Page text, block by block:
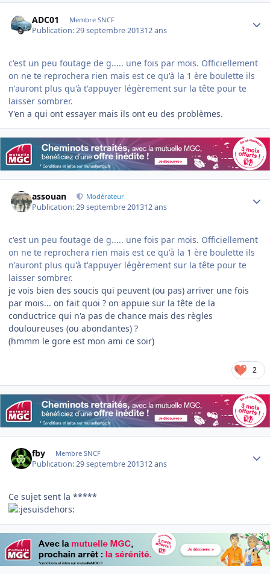
ADC01 Membre SNCF
Publication:29 septembre 201312 ans
c'est un peu foutage de g..... une fois par mois. Officiellement
on ne te reprochera rien mais est ce qu'à la 1 ère boulette ils
n'auront plus qu'à t'appuyer légèrement sur la tête pour te
laisser sombrer.
Y'en a qui ont essayer mais ils ont eu des problèmes.
assouan Modérateur
Publication:29 septembre 201312 ans
c'est un peu foutage de g..... une fois par mois. Officiellement
on ne te reprochera rien mais est ce qu'à la 1 ère boulette ils
n'auront plus qu'à t'appuyer légèrement sur la tête pour te
laisser sombrer.
je vois bien des soucis qui peuvent (ou pas) arriver une fois
par mois... on fait quoi ? on appuie sur la tête de la
conductrice qui n'a pas de chance mais des règles
douloureuses (ou abondantes) ?
(hmmm le gore est mon ami ce soir)
2
fby Membre SNCF
Publication:29 septembre 201312 ans
Ce sujet sent la *****